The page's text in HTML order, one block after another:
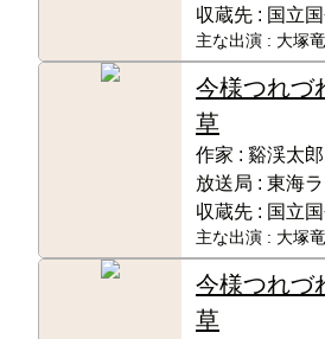
収蔵先 : 国立
主な出演 : 大塚
今様つれづ
草
作家 : 谿渓太郎
放送局 : 東海
収蔵先 : 国立
主な出演 : 大塚
今様つれづ
草